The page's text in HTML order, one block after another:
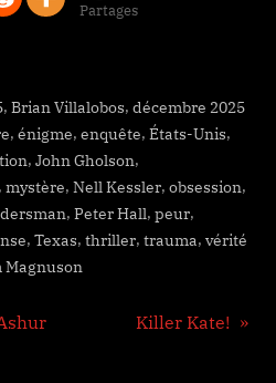
Partages
,Brian Villalobos,décembre 2025
, énigme, enquête, États-Unis,
, John Gholson,
, mystère, Nell Kessler, obsession,
, Peter Hall, peur,
, Texas, thriller, trauma, vérité
Magnuson
N
Killer Kate!